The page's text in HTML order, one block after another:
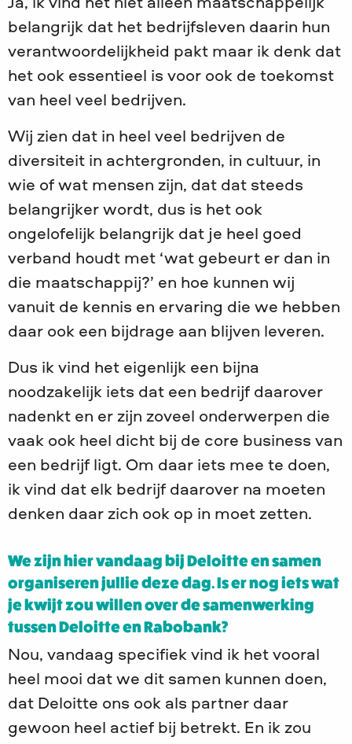
Ja, ik vind het niet alleen maatschappelijk
belangrijk dat het bedrijfsleven daarin hun
verantwoordelijkheid pakt maar ik denk dat
het ook essentieel is voor ook de toekomst
van heel veel bedrijven.
Wij zien dat in heel veel bedrijven de
diversiteit in achtergronden, in cultuur, in
wie of wat mensen zijn, dat dat steeds
belangrijker wordt, dus is het ook
ongelofelijk belangrijk dat je heel goed
verband houdt met ‘wat gebeurt er dan in
die maatschappij?’ en hoe kunnen wij
vanuit de kennis en ervaring die we hebben
daar ook een bijdrage aan blijven leveren.
Dus ik vind het eigenlijk een bijna
noodzakelijk iets dat een bedrijf daarover
nadenkt en er zijn zoveel onderwerpen die
vaak ook heel dicht bij de core business van
een bedrijf ligt. Om daar iets mee te doen,
ik vind dat elk bedrijf daarover na moeten
denken daar zich ook op in moet zetten.
We zijn hier vandaag bij Deloitte en samen
organiseren jullie deze dag. Is er nog iets wat
je kwijt zou willen over de samenwerking
tussen Deloitte en Rabobank?
Nou, vandaag specifiek vind ik het vooral
heel mooi dat we dit samen kunnen doen,
dat Deloitte ons ook als partner daar
gewoon heel actief bij betrekt. En ik zou